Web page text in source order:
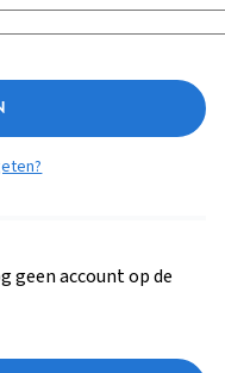
geen account op de